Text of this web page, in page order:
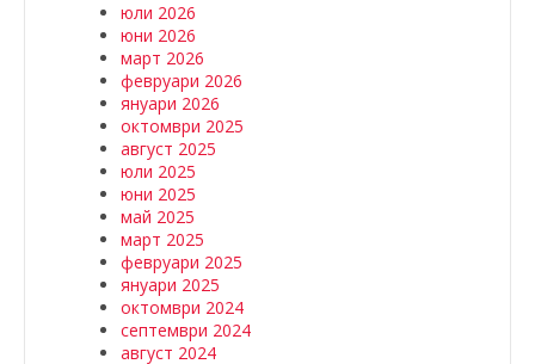
юли 2026
юни 2026
март 2026
февруари 2026
януари 2026
октомври 2025
август 2025
юли 2025
юни 2025
май 2025
март 2025
февруари 2025
януари 2025
октомври 2024
септември 2024
август 2024